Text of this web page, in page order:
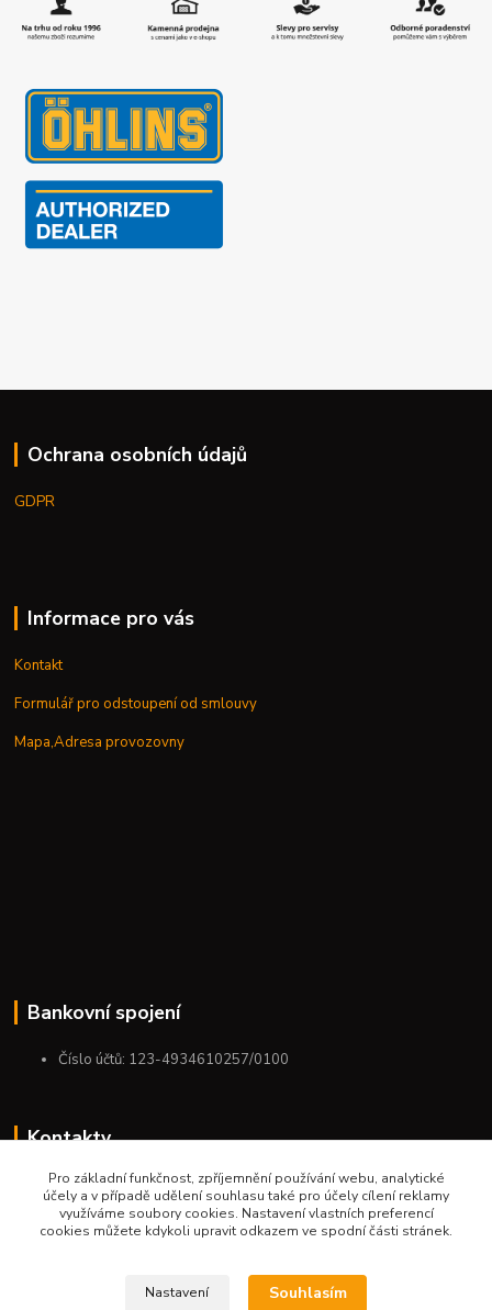
Ochrana osobních údajů
GDPR
Informace pro vás
Kontakt
Formulář pro odstoupení od smlouvy
Mapa,Adresa provozovny
Bankovní spojení
Číslo účtů: 123-4934610257/0100
Kontakty
+420 775 954 963
9:00-12:00-13:00-16:00
Pro základní funkčnost, zpříjemnění používání webu, analytické
účely a v případě udělení souhlasu také pro účely cílení reklamy
využíváme soubory cookies. Nastavení vlastních preferencí
cookies můžete kdykoli upravit odkazem ve spodní části stránek.
Nastavení Souhlasím